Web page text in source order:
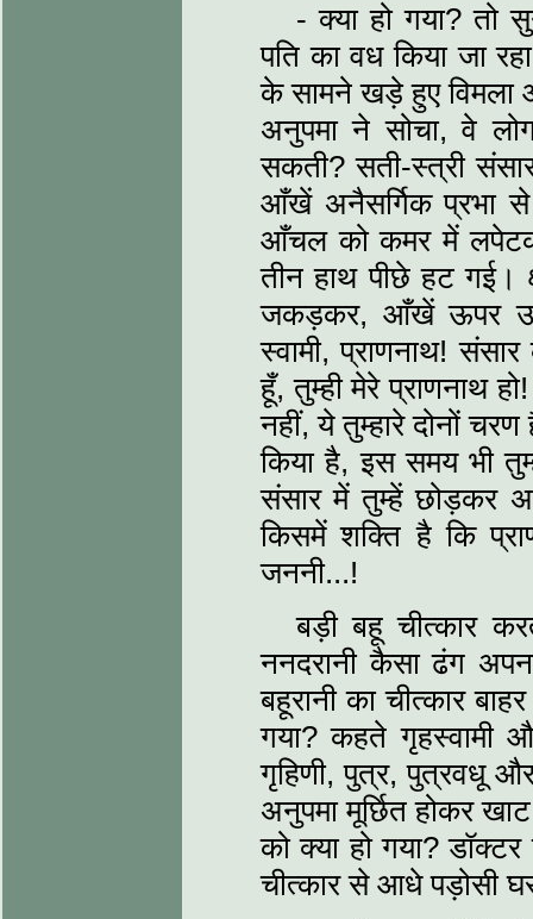
- क्या हो गया? तो
पति का वध किया जा
के सामने खड़े हुए विमला
अनुपमा ने सोचा, वे
सकती? सती-स्त्री
आँखें अनैसर्गिक
आँचल को कमर में
तीन हाथ पीछे हट
जकड़कर, आँखें ऊपर
स्वामी, प्राणनाथ!
हूँ, तुम्ही मेरे प्राणनाथ
नहीं, ये तुम्हारे दोनों
किया है, इस समय भी
संसार में तुम्हें छोड़कर
किसमें शक्ति है कि
जननी...!
बड़ी बहू चीत्कार
ननदरानी कैसा ढंग
बहूरानी का चीत्कार
गया? कहते गृहस्वामी
गृहिणी, पुत्र, पुत्रवधू
अनुपमा मूर्छित होकर
को क्या हो गया?
चीत्कार से आधे पड़ोसी